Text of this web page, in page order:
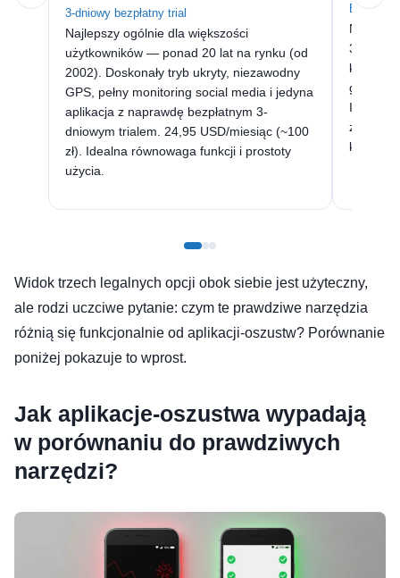
3-dniowy bezpłatny trial
Najlepszy ogólnie dla większości
użytkowników — ponad 20 lat na rynku (od
2002). Doskonały tryb ukryty, niezawodny
GPS, pełny monitoring social media i jedyna
aplikacja z naprawdę bezpłatnym 3-
dniowym trialem. 24,95 USD/miesiąc (~100
zł). Idealna równowaga funkcji i prostoty
użycia.
Bez
30
Idealna,
Widok trzech legalnych opcji obok siebie jest użyteczny,
ale rodzi uczciwe pytanie: czym te prawdziwe narzędzia
różnią się funkcjonalnie od aplikacji-oszustw? Porównanie
poniżej pokazuje to wprost.
Jak aplikacje-oszustwa wypadają
w porównaniu do prawdziwych
narzędzi?